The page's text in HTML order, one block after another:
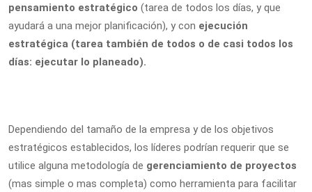
pensamiento estratégico (tarea de todos los días, y que
ayudará a una mejor planificación), y con ejecución
estratégica (tarea también de todos o de casi todos los
días: ejecutar lo planeado).
Dependiendo del tamaño de la empresa y de los objetivos
estratégicos establecidos, los líderes podrían requerir que se
utilice alguna metodología de gerenciamiento de proyectos
(mas simple o mas completa) como herramienta para facilitar